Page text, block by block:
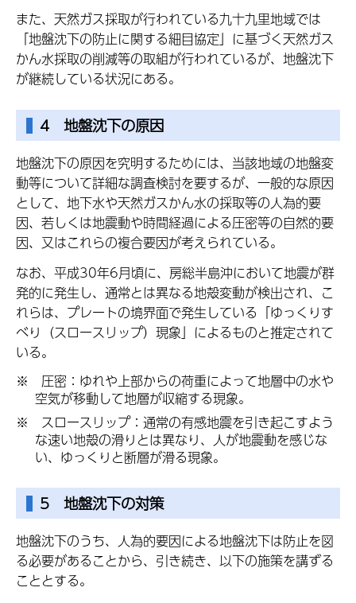
また、天然ガス採取が行われている九十九里地域では
「地盤沈下の防止に関する細目協定」に基づく天然ガス
かん水採取の削減等の取組が行われているが、地盤沈下
が継続している状況にある。
4 地盤沈下の原因
地盤沈下の原因を究明するためには、当該地域の地盤変
動等について詳細な調査検討を要するが、一般的な原因
として、地下水や天然ガスかん水の採取等の人為的要
因、若しくは地震動や時間経過による圧密等の自然的要
因、又はこれらの複合要因が考えられている。
なお、平成30年6月頃に、房総半島沖において地震が群
発的に発生し、通常とは異なる地殻変動が検出され、こ
れらは、プレートの境界面で発生している「ゆっくりす
べり（スロースリップ）現象」によるものと推定されて
いる。
※ 圧密：ゆれや上部からの荷重によって地層中の水や
空気が移動して地層が収縮する現象。
※ スロースリップ：通常の有感地震を引き起こすよう
な速い地殻の滑りとは異なり、人が地震動を感じな
い、ゆっくりと断層が滑る現象。
5 地盤沈下の対策
地盤沈下のうち、人為的要因による地盤沈下は防止を図
る必要があることから、引き続き、以下の施策を講ずる
こととする。